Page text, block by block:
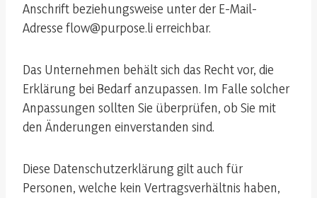
Anschrift beziehungsweise unter der E-Mail-
Adresse flow@purpose.li erreichbar.
Das Unternehmen behält sich das Recht vor, die
Erklärung bei Bedarf anzupassen. Im Falle solcher
Anpassungen sollten Sie überprüfen, ob Sie mit
den Änderungen einverstanden sind.
Diese Datenschutzerklärung gilt auch für
Personen, welche kein Vertragsverhältnis haben,